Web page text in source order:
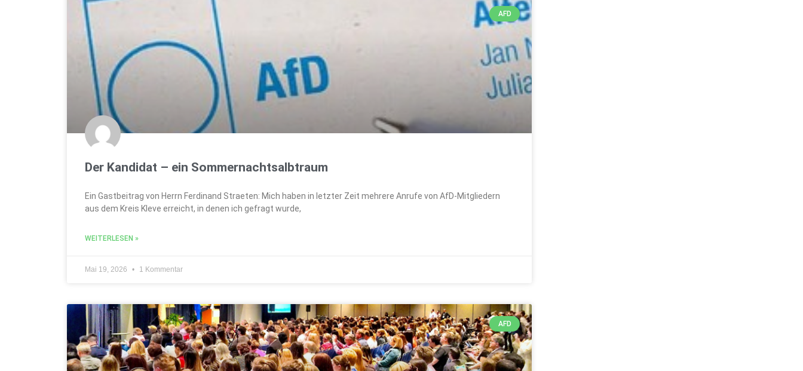
AFD
Der Kandidat – ein Sommernachtsalbtraum
Ein Gastbeitrag von Herrn Ferdinand Straeten: Mich haben in letzter Zeit mehrere Anrufe von AfD-Mitgliedern
aus dem Kreis Kleve erreicht, in denen ich gefragt wurde,
WEITERLESEN »
Mai 19, 2026 1 Kommentar
AFD